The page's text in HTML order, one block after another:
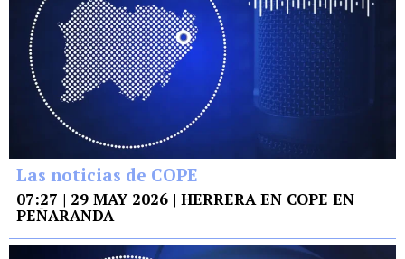
Las noticias de COPE
07:27 | 29 MAY 2026 | HERRERA EN COPE EN
PEÑARANDA